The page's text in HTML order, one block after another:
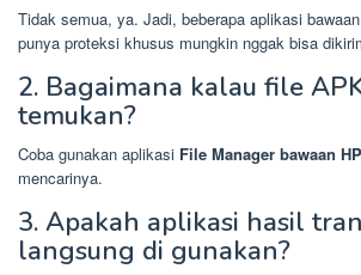
Tidak semua, ya. Jadi, beberapa aplikasi
punya proteksi khusus mungkin nggak bisa
2. Bagaimana kalau file
temukan?
Coba gunakan aplikasi File Manager bawaan HP
mencarinya.
3. Apakah aplikasi hasil
langsung di gunakan?